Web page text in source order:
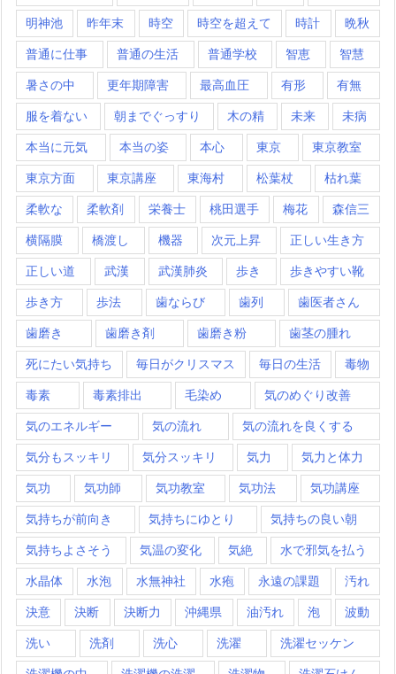
明神池 昨年末 時空 時空を超えて 時計 晩秋
普通に仕事 普通の生活 普通学校 智恵 智慧
暑さの中 更年期障害 最高血圧 有形 有無
服を着ない 朝までぐっすり 木の精 未来 未病
本当に元気 本当の姿 本心 東京 東京教室
東京方面 東京講座 東海村 松葉杖 枯れ葉
柔軟な 柔軟剤 栄養士 桃田選手 梅花 森信三
横隔膜 橋渡し 機器 次元上昇 正しい生き方
正しい道 武漢 武漢肺炎 歩き 歩きやすい靴
歩き方 歩法 歯ならび 歯列 歯医者さん
歯磨き 歯磨き剤 歯磨き粉 歯茎の腫れ
死にたい気持ち 毎日がクリスマス 毎日の生活 毒物
毒素 毒素排出 毛染め 気のめぐり改善
気のエネルギー 気の流れ 気の流れを良くする
気分もスッキリ 気分スッキリ 気力 気力と体力
気功 気功師 気功教室 気功法 気功講座
気持ちが前向き 気持ちにゆとり 気持ちの良い朝
気持ちよさそう 気温の変化 気絶 水で邪気を払う
水晶体 水泡 水無神社 水疱 永遠の課題 汚れ
決意 決断 決断力 沖縄県 油汚れ 泡 波動
洗い 洗剤 洗心 洗濯 洗濯セッケン